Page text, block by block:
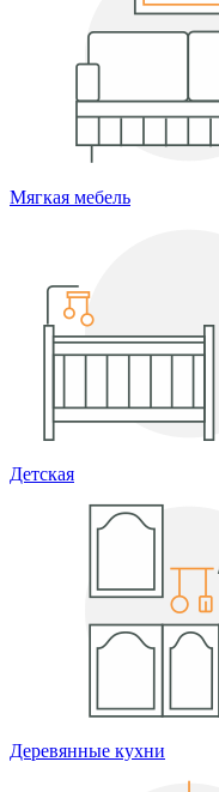
Мягкая мебель
Детская
Деревянные кухни